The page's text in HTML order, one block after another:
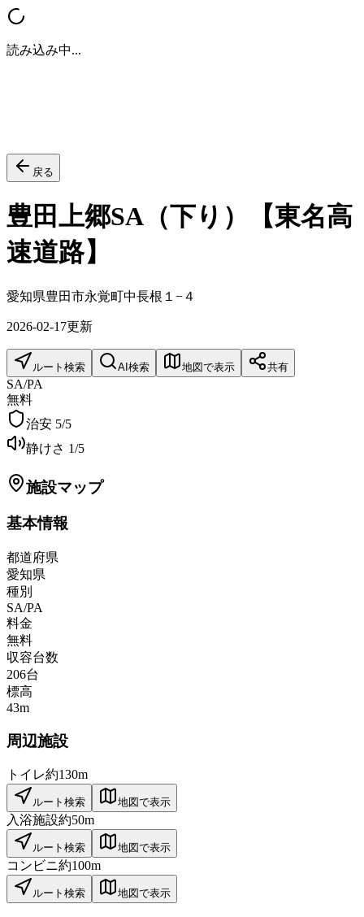
読み込み中...
戻る
豊田上郷SA（下り）【東名高
速道路】
愛知県豊田市永覚町中長根１−４
2026-02-17更新
ルート検索 AI検索 地図で表示 共有
SA/PA
無料
治安 5/5
静けさ 1/5
施設マップ
基本情報
都道府県
愛知県
種別
SA/PA
料金
無料
収容台数
206台
標高
43m
周辺施設
トイレ約130m
ルート検索 地図で表示
入浴施設約50m
ルート検索 地図で表示
コンビニ約100m
ルート検索 地図で表示